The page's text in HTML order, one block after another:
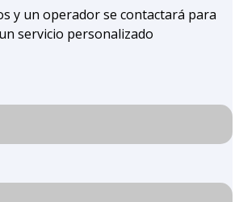
y un operador se contactará para
servicio personalizado